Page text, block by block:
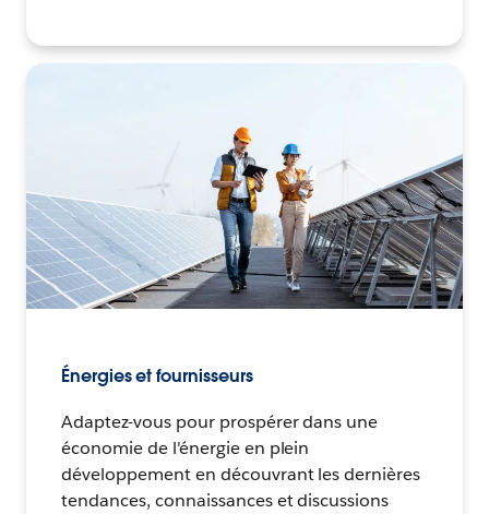
Énergies et fournisseurs
Adaptez-vous pour prospérer dans une
économie de l'énergie en plein
développement en découvrant les dernières
tendances, connaissances et discussions